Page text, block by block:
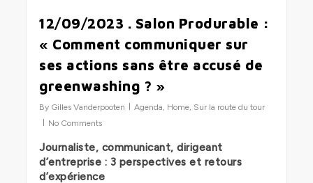
12/09/2023 . Salon Produrable :
« Comment communiquer sur
ses actions sans être accusé de
greenwashing ? »
By Gilles Vanderpooten Agenda, Home, Sur la route du tour
No Comments
Journaliste, communicant, dirigeant
d’entreprise : 3 perspectives et retours
d’expérience